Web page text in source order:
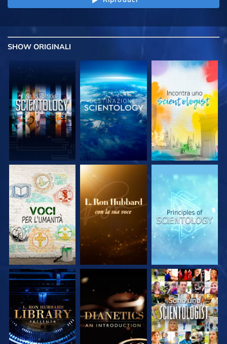
SHOW ORIGINALI
ESPLORA LE
SERIE
ESPLORA LE
SERIE
ESPLORA LE
SERIE
ESPLORA LE
SERIE
ESPLORA LE
SERIE
GUARDA